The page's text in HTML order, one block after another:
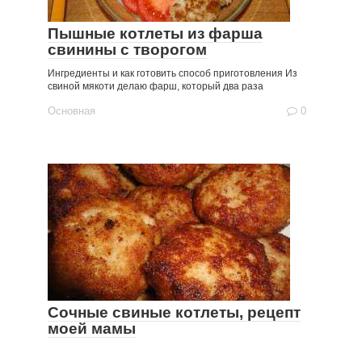
Пышные котлеты из фарша
свинины с творогом
Ингредиенты и как готовить способ приготовления Из
свиной мякоти делаю фарш, который два раза
Основная 0
Сочные свиные котлеты, рецепт
моей мамы